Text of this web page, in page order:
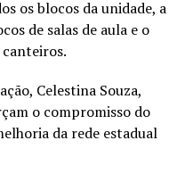
os blocos da unidade, a
de salas de aula e o
canteiros.
Celestina Souza,
o compromisso do
da rede estadual